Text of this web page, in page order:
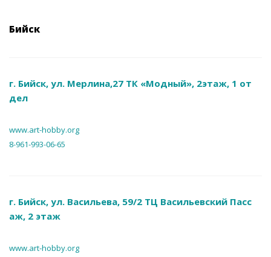
Бийск
г. Бийск, ул. Мерлина,27 ТК «Модный», 2этаж, 1 от
дел
www.art-hobby.org
8-961-993-06-65
г. Бийск, ул. Васильева, 59/2 ТЦ Васильевский Пасс
аж, 2 этаж
www.art-hobby.org